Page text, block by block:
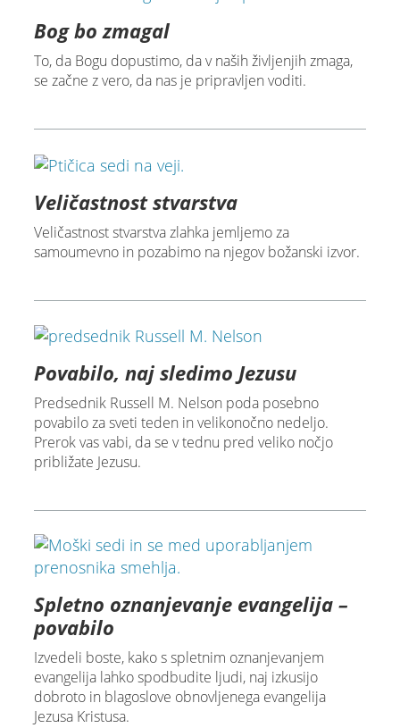
Bog bo zmagal
To, da Bogu dopustimo, da v naših življenjih zmaga,
se začne z vero, da nas je pripravljen voditi.
Veličastnost stvarstva
Veličastnost stvarstva zlahka jemljemo za
samoumevno in pozabimo na njegov božanski izvor.
Povabilo, naj sledimo Jezusu
Predsednik Russell M. Nelson poda posebno
povabilo za sveti teden in velikonočno nedeljo.
Prerok vas vabi, da se v tednu pred veliko nočjo
približate Jezusu.
Spletno oznanjevanje evangelija –
povabilo
Izvedeli boste, kako s spletnim oznanjevanjem
evangelija lahko spodbudite ljudi, naj izkusijo
dobroto in blagoslove obnovljenega evangelija
Jezusa Kristusa.